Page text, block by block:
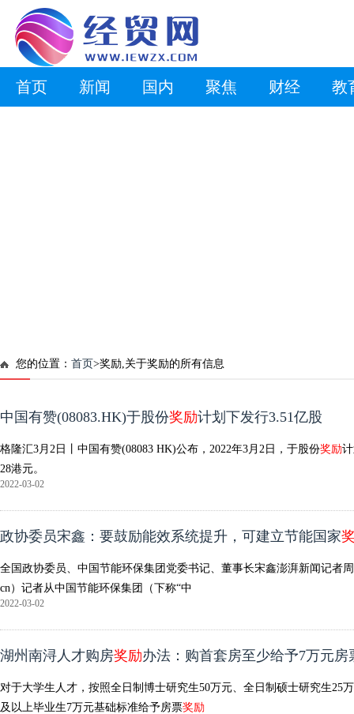
首页 新闻 国内 聚焦 财经 教
您的位置： 首页>奖励,关于奖励的所有信息
中国有赞(08083.HK)于股份奖励计划下发行3.51亿股
格隆汇3月2日丨中国有赞(08083 HK)公布，2022年3月2日，于股份奖励
28港元。
2022-03-02
政协委员宋鑫：要鼓励能效系统提升，可建立节能国家
全国政协委员、中国节能环保集团党委书记、董事长宋鑫澎湃新闻记者
cn）记者从中国节能环保集团（下称“中
2022-03-02
湖州南浔人才购房奖励办法：购首套房至少给予7万元房
对于大学生人才，按照全日制博士研究生50万元、全日制硕士研究生25
及以上毕业生7万元基础标准给予房票奖励